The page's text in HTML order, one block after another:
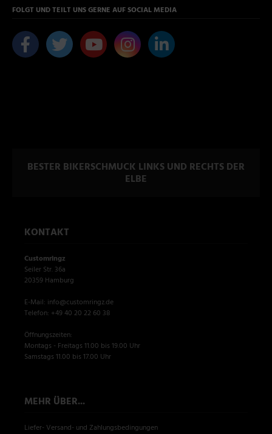
FOLGT UND TEILT UNS GERNE AUF SOCIAL MEDIA
BESTER BIKERSCHMUCK LINKS UND RECHTS DER
ELBE
KONTAKT
Customringz
Seiler Str. 36a
20359 Hamburg
E-Mail: info@customringz.de
Telefon: +49 40 20 22 60 38
Öffnungszeiten:
Montags - Freitags 11.00 bis 19.00 Uhr
Samstags 11.00 bis 17.00 Uhr
MEHR ÜBER...
Liefer- Versand- und Zahlungsbedingungen